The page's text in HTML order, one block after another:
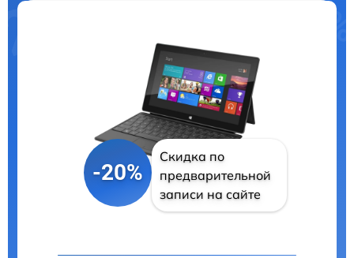
-20%
Скидка по
предварительной
записи на сайте